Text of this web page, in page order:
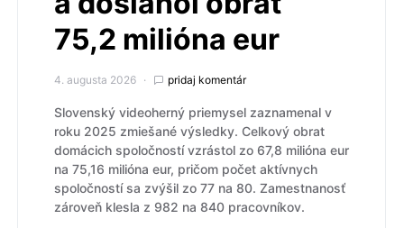
75,2 milióna eur
4. augusta 2026 pridaj komentár
Slovenský videoherný priemysel zaznamenal v
roku 2025 zmiešané výsledky. Celkový obrat
domácich spoločností vzrástol zo 67,8 milióna eur
na 75,16 milióna eur, pričom počet aktívnych
spoločností sa zvýšil zo 77 na 80. Zamestnanosť
zároveň klesla z 982 na 840 pracovníkov.